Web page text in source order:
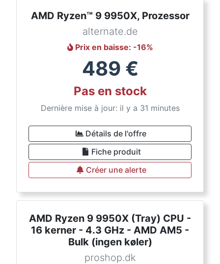
AMD Ryzen™ 9 9950X, Prozessor
alternate.de
Prix en baisse: -16%
489 €
Pas en stock
Dernière mise à jour: il y a 31 minutes
Détails de l'offre
Fiche produit
Créer une alerte
AMD Ryzen 9 9950X (Tray) CPU -
16 kerner - 4.3 GHz - AMD AM5 -
Bulk (ingen køler)
proshop.dk